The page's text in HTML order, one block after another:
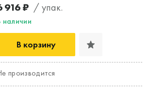
916 ₽ / упак.
наличии
В корзину
производится